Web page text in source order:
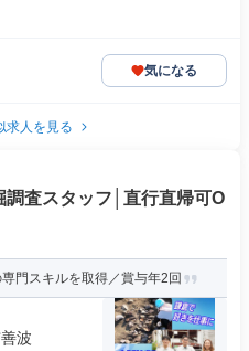
気になる
求人を見る
査スタッフ│直行直帰可O
門スキルを取得／賞与年2回
波